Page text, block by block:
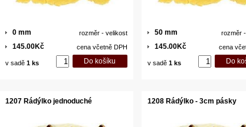
rozměr - velikost
0 mm
cena včetně DPH
145.00Kč
v sadě 1 ks
rozměr
50 mm
cena
145.00Kč
v sadě 1 ks
1207 Rádýlko jednoduché 1208 Rádýlko - 3cm pásky